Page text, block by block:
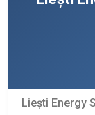
Liești Energy